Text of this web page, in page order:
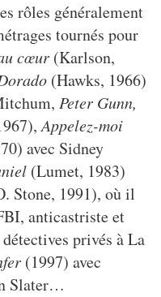
rôles généralement
tournés pour
cœur (Karlson,
(Hawks, 1966)
Peter Gunn,
Appelez-moi
avec Sidney
(Lumet, 1983)
Stone, 1991), où il
anticastriste et
privés à La
(1997) avec
Slater…